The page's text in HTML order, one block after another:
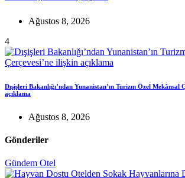
Ağustos 8, 2026
4
Dışişleri Bakanlığı’ndan Yunanistan’ın Turizm Özel Mekânsal
açıklama
Ağustos 8, 2026
Gönderiler
Gündem Otel